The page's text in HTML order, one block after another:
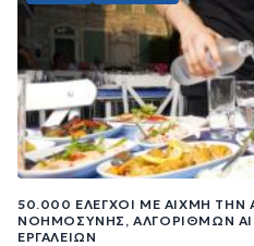
50.000 ΈΛΕΓΧΟΙ ΜΕ ΑΙΧΜΉ ΤΗΝ
ΝΟΗΜΟΣΎΝΗΣ, ΑΛΓΌΡΙΘΜΩΝ
ΕΡΓΑΛΕΊΩΝ